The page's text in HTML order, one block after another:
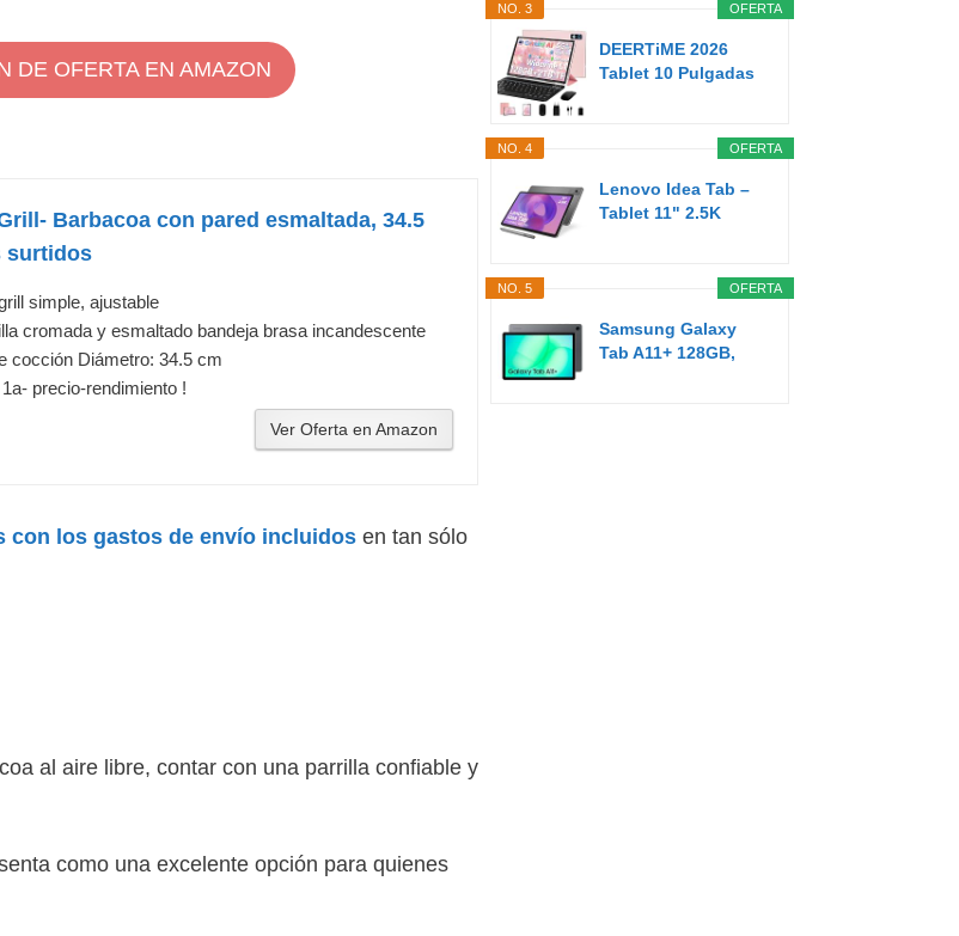
DE OFERTA EN AMAZON
Barbacoa con pared esmaltada, 34.5
surtidos
simple, ajustable
cromada y esmaltado bandeja brasa incandescente
cocción Diámetro: 34.5 cm
precio-rendimiento !
Ver Oferta en Amazon
con los gastos de envío incluidos en tan sólo
al aire libre, contar con una parrilla confiable y
como una excelente opción para quienes
OFERTA
NO. 3
DEERTiME 2026
Tablet 10 Pulgadas
OFERTA
NO. 4
Lenovo Idea Tab –
Tablet 11" 2.5K
OFERTA
NO. 5
Samsung Galaxy
Tab A11+ 128GB,